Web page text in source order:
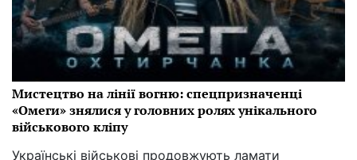
Мистецтво на лінії вогню: спецпризначенці
«Омеги» знялися у головних ролях унікального
військового кліпу
Українські військові продовжують ламати